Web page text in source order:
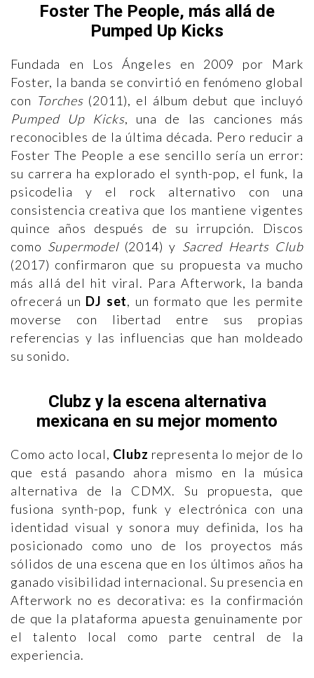
Foster The People, más allá de
Pumped Up Kicks
Fundada en Los Ángeles en 2009 por Mark
Foster, la banda se convirtió en fenómeno global
con Torches (2011), el álbum debut que incluyó
Pumped Up Kicks, una de las canciones más
reconocibles de la última década. Pero reducir a
Foster The People a ese sencillo sería un error:
su carrera ha explorado el synth-pop, el funk, la
psicodelia y el rock alternativo con una
consistencia creativa que los mantiene vigentes
quince años después de su irrupción. Discos
como Supermodel(2014) y Sacred Hearts Club
(2017) confirmaron que su propuesta va mucho
más allá del hit viral. Para Afterwork, la banda
ofrecerá un DJ set, un formato que les permite
moverse con libertad entre sus propias
referencias y las influencias que han moldeado
su sonido.
Clubz y la escena alternativa
mexicana en su mejor momento
Como acto local, Clubz representa lo mejor de lo
que está pasando ahora mismo en la música
alternativa de la CDMX. Su propuesta, que
fusiona synth-pop, funk y electrónica con una
identidad visual y sonora muy definida, los ha
posicionado como uno de los proyectos más
sólidos de una escena que en los últimos años ha
ganado visibilidad internacional. Su presencia en
Afterwork no es decorativa: es la confirmación
de que la plataforma apuesta genuinamente por
el talento local como parte central de la
experiencia.